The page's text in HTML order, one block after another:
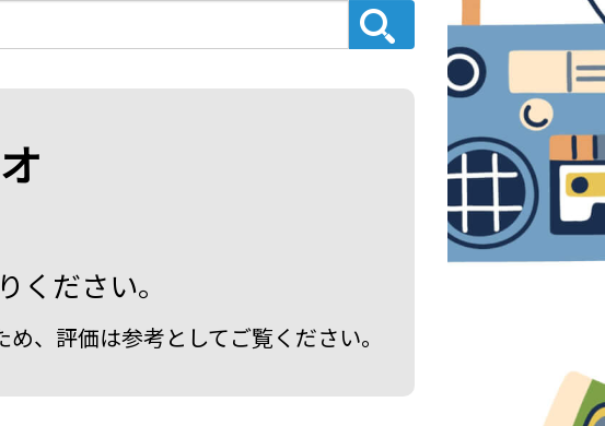
ください。
、評価は参考としてご覧ください。